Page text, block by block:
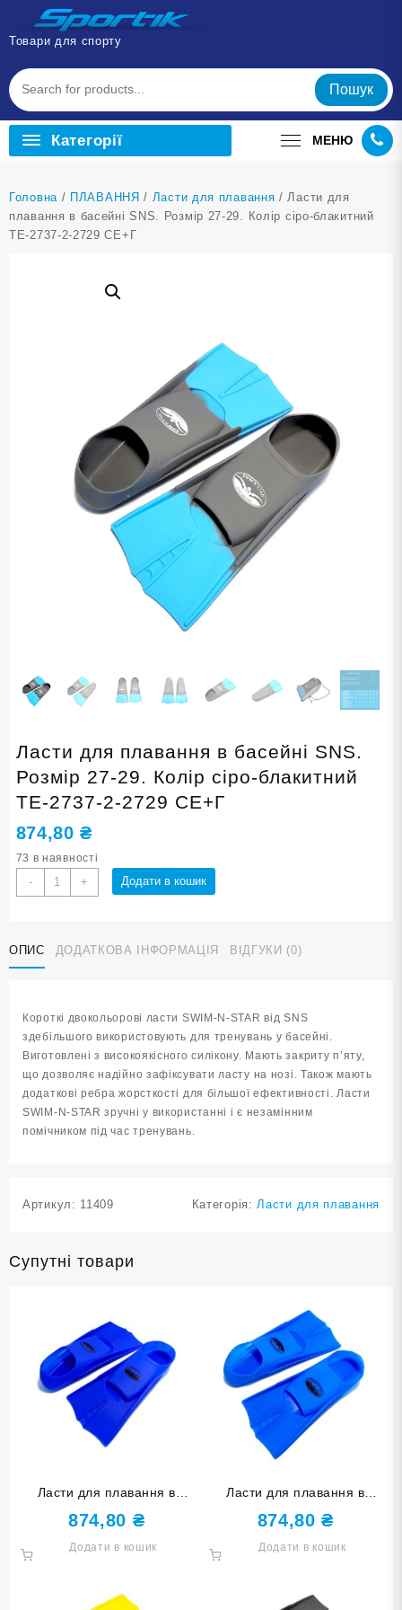
Перейти
вмісту
Товари для спорту
Пошук
Категорії МЕНЮ
Головна / ПЛАВАННЯ / Ласти для плавання / Ласти для
плавання в басейні SNS. Розмір 27-29. Колір сіро-блакитний
TE-2737-2-2729 СЕ+Г
Ласти для плавання в басейні SNS.
Розмір 27-29. Колір сіро-блакитний
TE-2737-2-2729 СЕ+Г
874,80₴
73 в наявності
-
Ласти
для
басейні
SNS.
кількість
+ Додати в кошик
ОПИС ДОДАТКОВА ІНФОРМАЦІЯ ВІДГУКИ (0)
Короткі двокольорові ласти SWIM-N-STAR від SNS
здебільшого використовують для тренувань у басейні.
Виготовлені з високоякісного силікону. Мають закриту п’яту,
що дозволяє надійно зафіксувати ласту на нозі. Також мають
додаткові ребра жорсткості для більшої ефективності. Ласти
SWIM-N-STAR зручні у використанні і є незамінним
помічником під час тренувань.
Артикул: 11409 Категорія:Ласти для плавання
Супутні товари
Ласти для плавання в
басейні SNS. Розмір 33-35.
Колір синій TE-2737-1-
3335-С
874,80 ₴
Додати в кошик
Ласти для плавання в
басейні SNS. Розмір 30-32.
Колір блакитний TE-2737-1-
3032-Г
874,80₴
Додати в кошик